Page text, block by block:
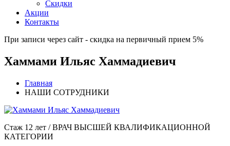
Скидки
Акции
Контакты
При записи через сайт - скидка на первичный прием 5%
Хаммами Ильяс Хаммадиевич
Главная
НАШИ СОТРУДНИКИ
Стаж 12 лет / ВРАЧ ВЫСШЕЙ КВАЛИФИКАЦИОННОЙ
КАТЕГОРИИ